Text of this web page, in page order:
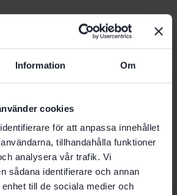
Information Om
cookies
för att anpassa innehållet
tillhandahålla funktioner
analysera vår trafik. Vi
sådana identifierare och annan
till de sociala medier och
än.
”Festool Spiralborr HSS D
för att skriva en recension.